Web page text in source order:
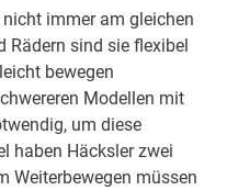
immer am gleichen
Rädern sind sie flexibel
bewegen
Modellen mit
um diese
haben Häcksler zwei
Weiterbewegen müssen